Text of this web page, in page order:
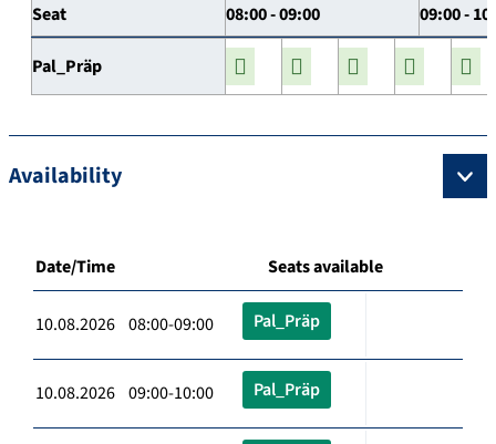
Seat 08:00 - 09:00 09:00 -
Pal_Präp
Availability
Date/Time Seats available
10.08.2026 08:00-09:00 Pal_Präp
10.08.2026 09:00-10:00 Pal_Präp